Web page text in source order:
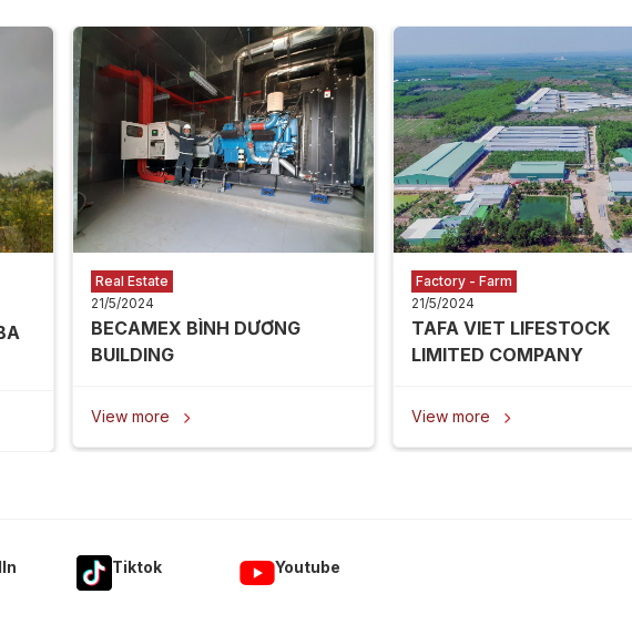
Real Estate
21/5/2024
BECAMEX BÌNH DƯƠNG
BUILDING
View more 
Factory - Farm
21/5/2024
TAFA VIET LIFESTOCK
LIMITED COMPANY
View more 
Tiktok Youtube